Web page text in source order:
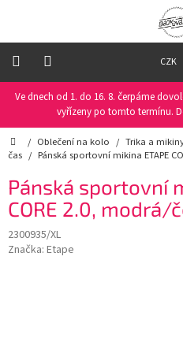
Ve dnech od 1. do 16. 8. čerpáme
vyřízeny po tomto termínu.
CZK
Oblečení
Oblečení
běžky
prádlo
Domů
/ Oblečení na kolo / Trika a
čas / Pánská sportovní mikina ETAPE
Pánská sportovní
CORE 2.0, modrá/
2300935/XL
Značka: Etape